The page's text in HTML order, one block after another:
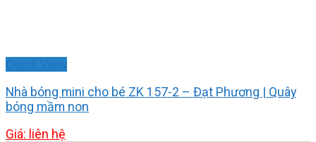
Nhà bóng mini cho bé ZK 157-2 – Đạt Phương | Quây
bóng mầm non
Giá: liên hệ